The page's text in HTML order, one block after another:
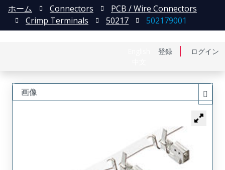
登録 ログイン
ホーム Connectors
PCB / Wire Connectors
Crimp Terminals
50217 502179001
画像